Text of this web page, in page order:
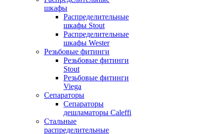
шкафы
Распределительные
шкафы Stout
Распределительные
шкафы Wester
Резьбовые фитинги
Резьбовые фитинги
Stout
Резьбовые фитинги
Viega
Сепараторы
Сепараторы
дешламаторы Caleffi
Стальные
распределительные